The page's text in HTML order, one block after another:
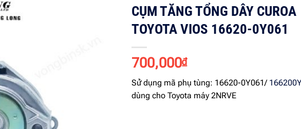
CỤM TĂNG TỔNG DÂY CUROA
TOYOTA VIOS 16620-0Y061
700,000₫
Sử dụng mã phụ tùng: 16620-0Y061/
dùng cho Toyota máy 2NRVE